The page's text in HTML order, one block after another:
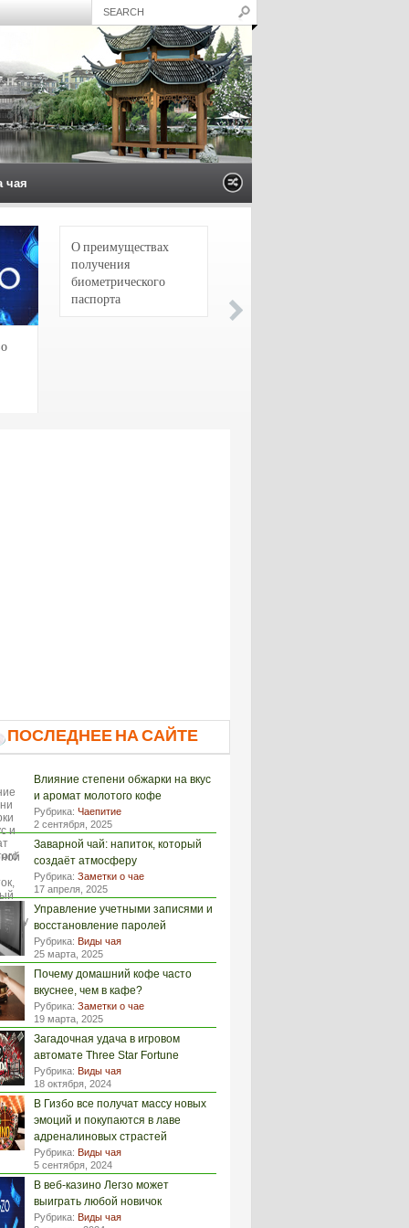
чая
О преимуществах
получения
биометрического
паспорта
ПОСЛЕДНЕЕ НА САЙТЕ
Влияние степени обжарки на вкус
и аромат молотого кофе
Рубрика: Чаепитие
2 сентября, 2025
Заварной чай: напиток, который
создаёт атмосферу
Рубрика: Заметки о чае
17 апреля, 2025
Управление учетными записями и
восстановление паролей
Рубрика: Виды чая
25 марта, 2025
Почему домашний кофе часто
вкуснее, чем в кафе?
Рубрика: Заметки о чае
19 марта, 2025
Загадочная удача в игровом
автомате Three Star Fortune
Рубрика: Виды чая
18 октября, 2024
В Гизбо все получат массу новых
эмоций и покупаются в лаве
адреналиновых страстей
Рубрика: Виды чая
5 сентября, 2024
В веб-казино Легзо может
выиграть любой новичок
Рубрика: Виды чая